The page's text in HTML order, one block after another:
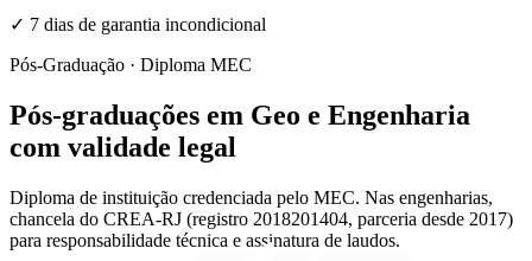
✓ 7 dias de garantia incondicional
Pós-Graduação · Diploma MEC
Pós-graduações em Geo e Engenharia
com validade legal
Diploma de instituição credenciada pelo MEC. Nas engenharias,
chancela do CREA-RJ (registro 2018201404, parceria desde 2017)
para responsabilidade técnica e assinatura de laudos.